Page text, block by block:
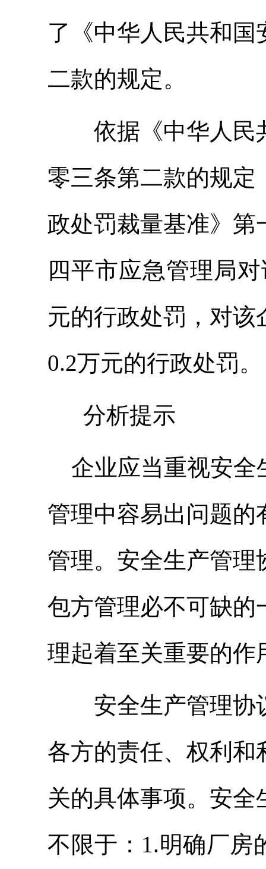
了《中华人民共和
二款的规定。
依据《中华人民
零三条第二款的规
政处罚裁量基准》
四平市应急管理局
元的行政处罚，对
0.2万元的行政处罚。
分析提示
企业应当重视安全
管理中容易出问题
管理。安全生产管
包方管理必不可缺的
理起着至关重要的作
安全生产管理协
各方的责任、权利
关的具体事项。安
不限于：1.明确厂房